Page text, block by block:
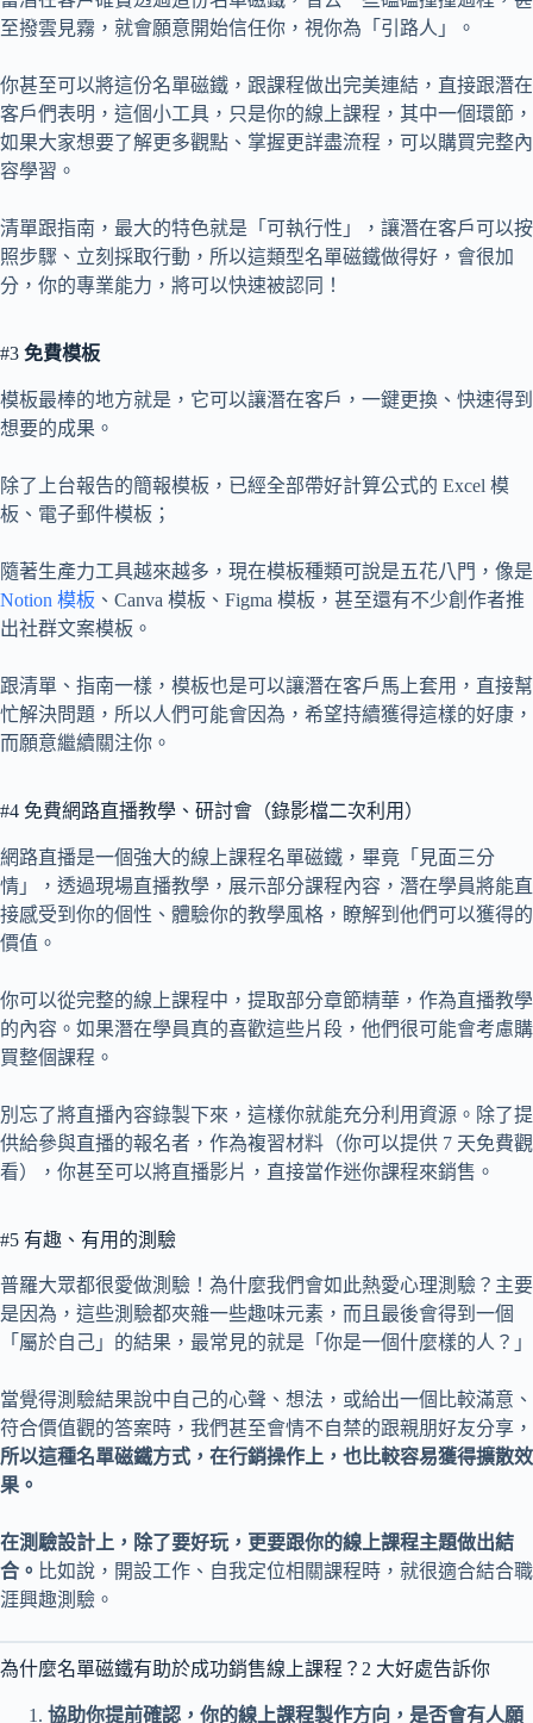
至撥雲見霧，就會願意開始信任你，視你為「引路人」。
你甚至可以將這份名單磁鐵，跟課程做出完美連結，直接跟潛在
客戶們表明，這個小工具，只是你的線上課程，其中一個環節，
如果大家想要了解更多觀點、掌握更詳盡流程，可以購買完整內
容學習。
清單跟指南，最大的特色就是「可執行性」，讓潛在客戶可以按
照步驟、立刻採取行動，所以這類型名單磁鐵做得好，會很加
分，你的專業能力，將可以快速被認同！
#3 免費模板
模板最棒的地方就是，它可以讓潛在客戶，一鍵更換、快速得到
想要的成果。
除了上台報告的簡報模板，已經全部帶好計算公式的 Excel 模
板、電子郵件模板；
隨著生產力工具越來越多，現在模板種類可說是五花八門，像是
Notion 模板 、Canva 模板、Figma 模板，甚至還有不少創作者推
出社群文案模板。
跟清單、指南一樣，模板也是可以讓潛在客戶馬上套用，直接幫
忙解決問題，所以人們可能會因為，希望持續獲得這樣的好康，
而願意繼續關注你。
#4 免費網路直播教學、研討會（錄影檔二次利用）
網路直播是一個強大的線上課程名單磁鐵，畢竟「見面三分
情」，透過現場直播教學，展示部分課程內容，潛在學員將能直
接感受到你的個性、體驗你的教學風格，瞭解到他們可以獲得的
價值。
你可以從完整的線上課程中，提取部分章節精華，作為直播教學
的內容。如果潛在學員真的喜歡這些片段，他們很可能會考慮購
買整個課程。
別忘了將直播內容錄製下來，這樣你就能充分利用資源。除了提
供給參與直播的報名者，作為複習材料（你可以提供 7 天免費觀
看），你甚至可以將直播影片，直接當作迷你課程來銷售。
#5 有趣、有用的測驗
普羅大眾都很愛做測驗！為什麼我們會如此熱愛心理測驗？主要
是因為，這些測驗都夾雜一些趣味元素，而且最後會得到一個
「屬於自己」的結果，最常見的就是「你是一個什麼樣的人？」
當覺得測驗結果說中自己的心聲、想法，或給出一個比較滿意、
符合價值觀的答案時，我們甚至會情不自禁的跟親朋好友分享，
所以這種名單磁鐵方式，在行銷操作上，也比較容易獲得擴散效
果。
在測驗設計上，除了要好玩，更要跟你的線上課程主題做出結
合。 比如說，開設工作、自我定位相關課程時，就很適合結合職
涯興趣測驗。
為什麼名單磁鐵有助於成功銷售線上課程？2 大好處告訴你
協助你提前確認，你的線上課程製作方向，是否會有人願